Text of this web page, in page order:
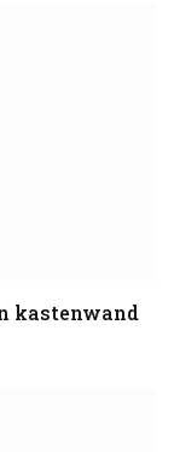
kastenwand